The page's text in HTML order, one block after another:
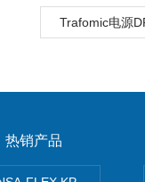
Trafomic电源
热销产品